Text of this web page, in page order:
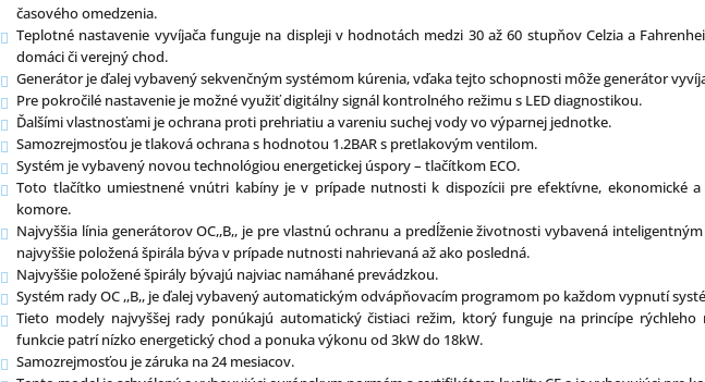
časového omedzenia.
Teplotné nastavenie vyvíjača funguje na displeji v hodnotách medzi 30 až 60 stupňov Celzia a
domáci či verejný chod.
Generátor je ďalej vybavený sekvenčným systémom kúrenia, vďaka tejto schopnosti môže generátor
Pre pokročilé nastavenie je možné využiť digitálny signál kontrolného režimu s LED diagnostikou.
Ďalšími vlastnosťami je ochrana proti prehriatiu a vareniu suchej vody vo výparnej jednotke.
Samozrejmosťou je tlaková ochrana s hodnotou 1.2BAR s pretlakovým ventilom.
Systém je vybavený novou technológiou energetickej úspory – tlačítkom ECO.
Toto tlačítko umiestnené vnútri kabíny je v prípade nutnosti k dispozícii pre efektívne, ekonomické
komore.
Najvyššia línia generátorov OC,,B,, je pre vlastnú ochranu a predĺženie životnosti vybavená
najvyššie položená špirála býva v prípade nutnosti nahrievaná až ako posledná.
Najvyššie položené špirály bývajú najviac namáhané prevádzkou.
Systém rady OC ,,B,, je ďalej vybavený automatickým odvápňovacím programom po každom vypnutí
Tieto modely najvyššej rady ponúkajú automatický čistiaci režim, ktorý funguje na princípe rýchleho
funkcie patrí nízko energetický chod a ponuka výkonu od 3kW do 18kW.
Samozrejmosťou je záruka na 24 mesiacov.